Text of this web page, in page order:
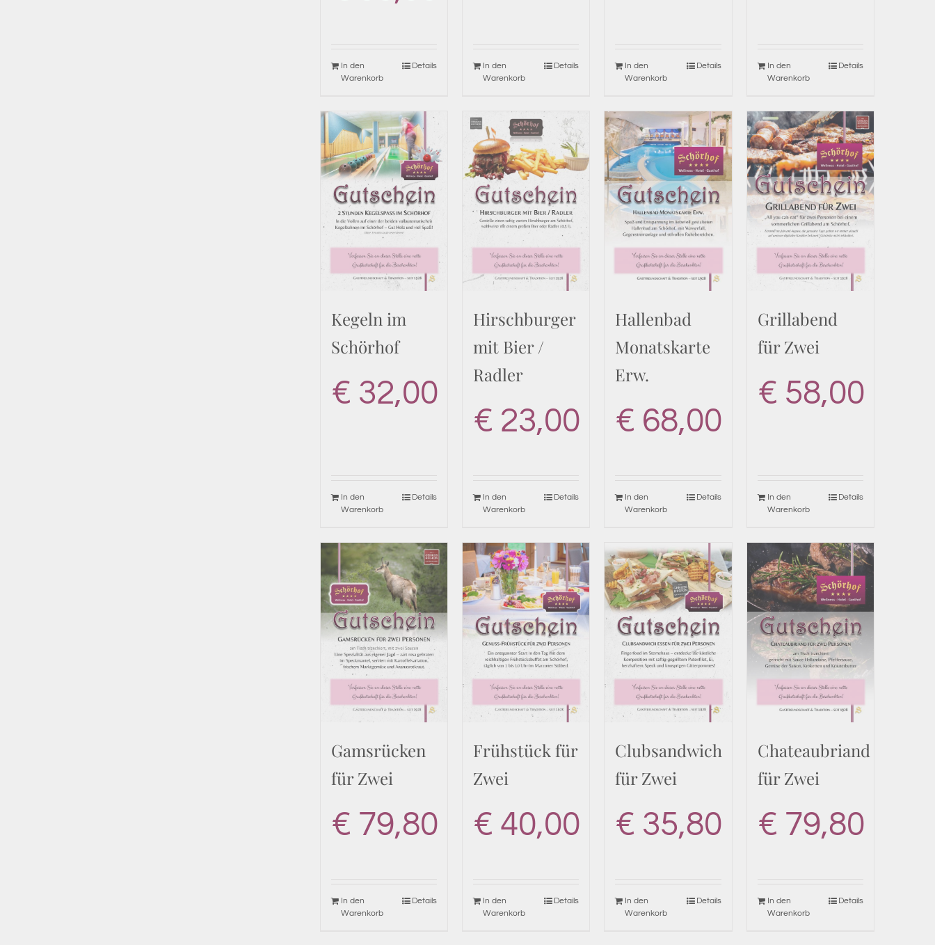
In den
Warenkorb
Details
In den
Warenkorb
Details
In den
Warenkorb
Details
In den
Warenkorb
Details
Kegeln im
Schörhof
€ 32,00
In den
Warenkorb
Details
Hirschburger
mit Bier /
Radler
€ 23,00
In den
Warenkorb
Details
Hallenbad
Monatskarte
Erw.
€ 68,00
In den
Warenkorb
Details
Grillabend
für Zwei
€ 58,00
In den
Warenkorb
Details
Gamsrücken
für Zwei
€ 79,80
In den
Warenkorb
Details
Frühstück für
Zwei
€ 40,00
In den
Warenkorb
Details
Clubsandwich
für Zwei
€ 35,80
In den
Warenkorb
Details
Chateaubriand
für Zwei
€ 79,80
In den
Warenkorb
Details